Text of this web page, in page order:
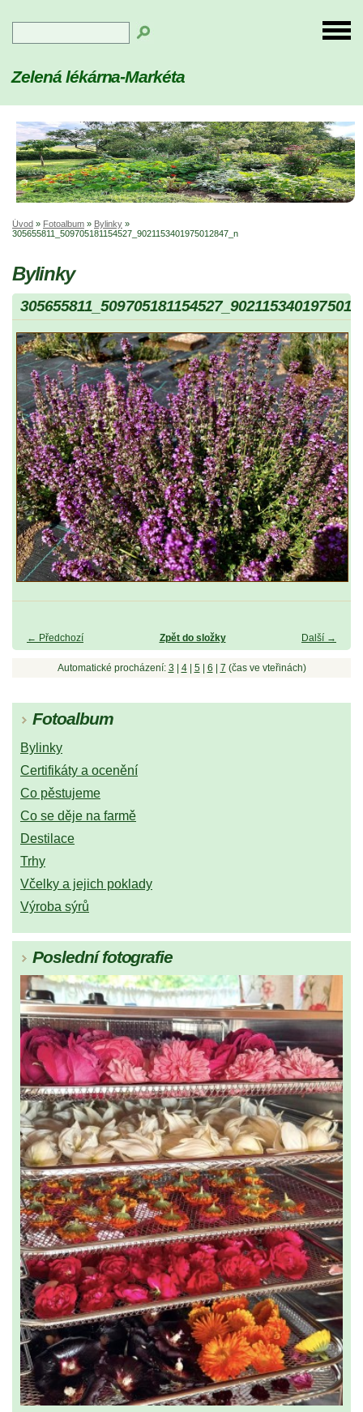
Zelená lékárna-Markéta
Úvod » Fotoalbum » Bylinky »
305655811_509705181154527_9021153401975012847_n
Bylinky
← Předchozí Další →
Zpět do složky
Automatické procházení: 3 4| 5| 6 7 (čas ve vteřinách)
Fotoalbum
Bylinky
Certifikáty a ocenění
Co pěstujeme
Co se děje na farmě
Destilace
Trhy
Včelky a jejich poklady
Výroba sýrů
Poslední fotografie